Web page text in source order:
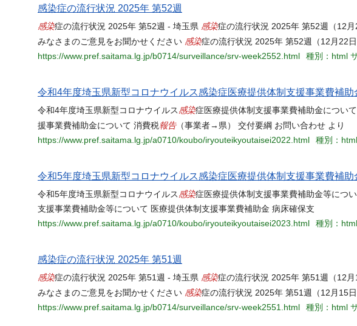
感染症の流行状況 2025年 第52週
感染症の流行状況 2025年 第52週 - 埼玉県 感染症の流行状況 2025年 第52週（12
みなさまのご意見をお聞かせください 感染症の流行状況 2025年 第52週（12月22
https://www.pref.saitama.lg.jp/b0714/surveillance/srv-week2552.html
種別：html
令和4年度埼玉県新型コロナウイルス感染症医療提供体制支援事業費補助
令和4年度埼玉県新型コロナウイルス 感染症医療提供体制支援事業費補助金につい
援事業費補助金について 消費税報告（事業者→県） 交付要綱 お問い合わせ より
https://www.pref.saitama.lg.jp/a0710/koubo/iryouteikyoutaisei2022.html
種別：html
令和5年度埼玉県新型コロナウイルス感染症医療提供体制支援事業費補助
令和5年度埼玉県新型コロナウイルス 感染症医療提供体制支援事業費補助金等につ
支援事業費補助金等について 医療提供体制支援事業費補助金 病床確保支
https://www.pref.saitama.lg.jp/a0710/koubo/iryouteikyoutaisei2023.html
種別：html
感染症の流行状況 2025年 第51週
感染症の流行状況 2025年 第51週 - 埼玉県 感染症の流行状況 2025年 第51週（12
みなさまのご意見をお聞かせください 感染症の流行状況 2025年 第51週（12月15
https://www.pref.saitama.lg.jp/b0714/surveillance/srv-week2551.html
種別：html